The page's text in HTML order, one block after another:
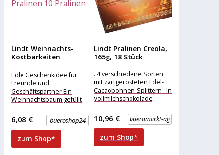
Lindt Weihnachts-
Kostbarkeiten
Edle Geschenkidee für
Freunde und
Geschäftspartner Ein
Weihnachtsbaum gefüllt
Mischung aus hochfeinen
Pralinés - wer kann da
bueroshop24
6,08 €
zum Shop*
Lindt Pralinen Creola,
165g, 18 Stück
. 4 verschiedene Sorten
mit zartgerösteten Edel-
Cacaobohnen-Splittern . In
Vollmilchschokolade,
und Blancor-Crème
Merkmale: Eigenschaft:
ohne Alkohol Ausführung:
Geschenk
bueromarkt-ag
10,96 €
zum Shop*